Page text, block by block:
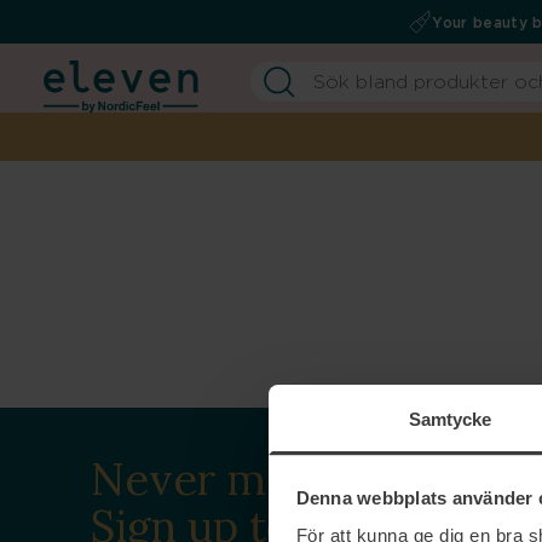
Samtycke
Denna webbplats använder
För att kunna ge dig en bra
Your beauty
Never miss a beat.
Sign up to our